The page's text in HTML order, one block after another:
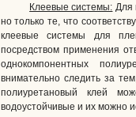
Клеевые системы: Для
но только те, что
клеевые системы для
посредством применения
однокомпонентных
внимательно следить за
полиуретановый клей
водоустойчивые и их можно